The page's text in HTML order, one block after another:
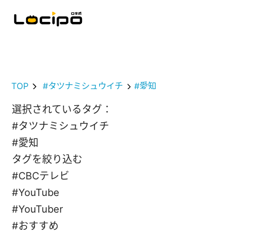
TOP #タツナミシュウイチ #愛知
選択されているタグ：
#タツナミシュウイチ
#愛知
タグを絞り込む
#CBCテレビ
#YouTube
#YouTuber
#おすすめ